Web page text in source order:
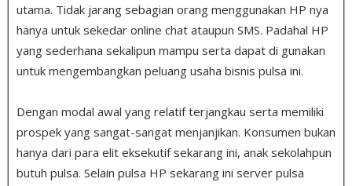
utama. Tidak jarang sebagian orang menggunakan HP nya
hanya untuk sekedar online chat ataupun SMS. Padahal HP
yang sederhana sekalipun mampu serta dapat di gunakan
untuk mengembangkan peluang usaha bisnis pulsa ini.
Dengan modal awal yang relatif terjangkau serta memiliki
prospek yang sangat-sangat menjanjikan. Konsumen bukan
hanya dari para elit eksekutif sekarang ini, anak sekolahpun
butuh pulsa. Selain pulsa HP sekarang ini server pulsa